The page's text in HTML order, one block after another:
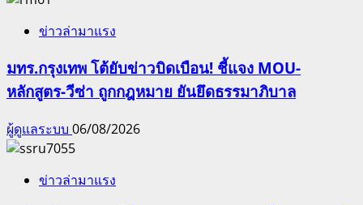
ข่าวล่ามาแรง
มทร.กรุงเทพ โต้ยับข่าวบิดเบือน! ชี้แจง MOU-
หลักสูตร-วีซ่า ถูกกฎหมาย ยันยึดธรรมาภิบาล
ผู้ดูแลระบบ 06/08/2026
ข่าวล่ามาแรง